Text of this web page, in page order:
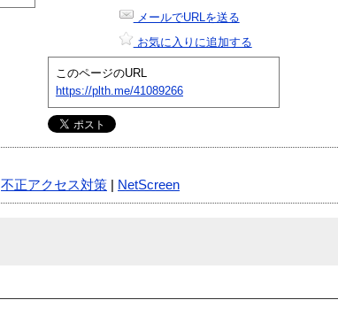
メールでURLを送る
お気に入りに追加する
このページのURL
https://plth.me/41089266
不正アクセス対策 NetScreen